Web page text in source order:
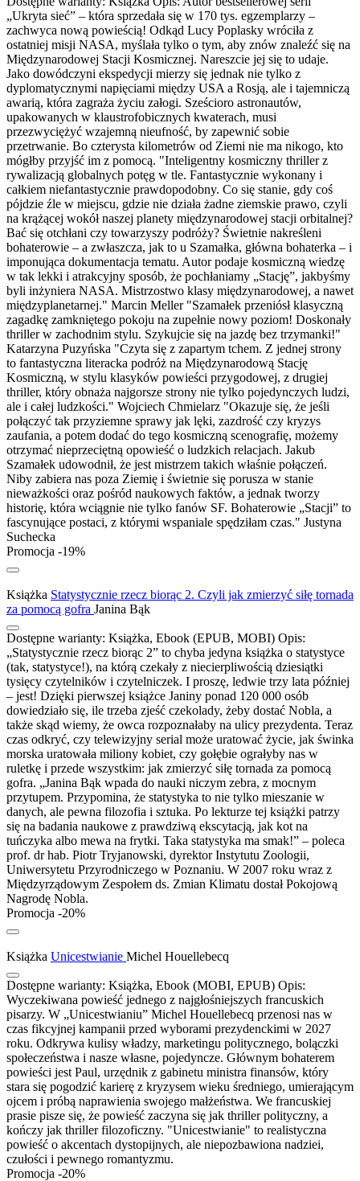
„Ukryta sieć” – która sprzedała się w 170 tys. egzemplarzy –
zachwyca nową powieścią! Odkąd Lucy Poplasky wróciła z
ostatniej misji NASA, myślała tylko o tym, aby znów znaleźć się na
Międzynarodowej Stacji Kosmicznej. Nareszcie jej się to udaje.
Jako dowódczyni ekspedycji mierzy się jednak nie tylko z
dyplomatycznymi napięciami między USA a Rosją, ale i tajemniczą
awarią, która zagraża życiu załogi. Sześcioro astronautów,
upakowanych w klaustrofobicznych kwaterach, musi
przezwyciężyć wzajemną nieufność, by zapewnić sobie
przetrwanie. Bo czterysta kilometrów od Ziemi nie ma nikogo, kto
mógłby przyjść im z pomocą. "Inteligentny kosmiczny thriller z
rywalizacją globalnych potęg w tle. Fantastycznie wykonany i
całkiem niefantastycznie prawdopodobny. Co się stanie, gdy coś
pójdzie źle w miejscu, gdzie nie działa żadne ziemskie prawo, czyli
na krążącej wokół naszej planety międzynarodowej stacji orbitalnej?
Bać się otchłani czy towarzyszy podróży? Świetnie nakreśleni
bohaterowie – a zwłaszcza, jak to u Szamałka, główna bohaterka – i
imponująca dokumentacja tematu. Autor podaje kosmiczną wiedzę
w tak lekki i atrakcyjny sposób, że pochłaniamy „Stację”, jakbyśmy
byli inżyniera NASA. Mistrzostwo klasy międzynarodowej, a nawet
międzyplanetarnej." Marcin Meller "Szamałek przeniósł klasyczną
zagadkę zamkniętego pokoju na zupełnie nowy poziom! Doskonały
thriller w zachodnim stylu. Szykujcie się na jazdę bez trzymanki!"
Katarzyna Puzyńska "Czyta się z zapartym tchem. Z jednej strony
to fantastyczna literacka podróż na Międzynarodową Stację
Kosmiczną, w stylu klasyków powieści przygodowej, z drugiej
thriller, który obnaża najgorsze strony nie tylko pojedynczych ludzi,
ale i całej ludzkości." Wojciech Chmielarz "Okazuje się, że jeśli
połączyć tak przyziemne sprawy jak lęki, zazdrość czy kryzys
zaufania, a potem dodać do tego kosmiczną scenografię, możemy
otrzymać nieprzeciętną opowieść o ludzkich relacjach. Jakub
Szamałek udowodnił, że jest mistrzem takich właśnie połączeń.
Niby zabiera nas poza Ziemię i świetnie się porusza w stanie
nieważkości oraz pośród naukowych faktów, a jednak tworzy
historię, która wciągnie nie tylko fanów SF. Bohaterowie „Stacji” to
fascynujące postaci, z którymi wspaniale spędziłam czas." Justyna
Suchecka
Promocja -19%
Książka Statystycznie rzecz biorąc 2. Czyli jak zmierzyć siłę tornada
za pomocą gofra Janina Bąk
Dostępne warianty: Książka, Ebook (EPUB, MOBI) Opis:
„Statystycznie rzecz biorąc 2” to chyba jedyna książka o statystyce
(tak, statystyce!), na którą czekały z niecierpliwością dziesiątki
tysięcy czytelników i czytelniczek. I proszę, ledwie trzy lata później
– jest! Dzięki pierwszej książce Janiny ponad 120 000 osób
dowiedziało się, ile trzeba zjeść czekolady, żeby dostać Nobla, a
także skąd wiemy, że owca rozpoznałaby na ulicy prezydenta. Teraz
czas odkryć, czy telewizyjny serial może uratować życie, jak świnka
morska uratowała miliony kobiet, czy gołębie ograłyby nas w
ruletkę i przede wszystkim: jak zmierzyć siłę tornada za pomocą
gofra. „Janina Bąk wpada do nauki niczym zebra, z mocnym
przytupem. Przypomina, że statystyka to nie tylko mieszanie w
danych, ale pewna filozofia i sztuka. Po lekturze tej książki patrzy
się na badania naukowe z prawdziwą ekscytacją, jak kot na
tuńczyka albo mewa na frytki. Taka statystyka ma smak!” – poleca
prof. dr hab. Piotr Tryjanowski, dyrektor Instytutu Zoologii,
Uniwersytetu Przyrodniczego w Poznaniu. W 2007 roku wraz z
Międzyrządowym Zespołem ds. Zmian Klimatu dostał Pokojową
Nagrodę Nobla.
Promocja -20%
Książka Unicestwianie Michel Houellebecq
Dostępne warianty: Książka, Ebook (MOBI, EPUB) Opis:
Wyczekiwana powieść jednego z najgłośniejszych francuskich
pisarzy. W „Unicestwianiu” Michel Houellebecq przenosi nas w
czas fikcyjnej kampanii przed wyborami prezydenckimi w 2027
roku. Odkrywa kulisy władzy, marketingu politycznego, bolączki
społeczeństwa i nasze własne, pojedyncze. Głównym bohaterem
powieści jest Paul, urzędnik z gabinetu ministra finansów, który
stara się pogodzić karierę z kryzysem wieku średniego, umierającym
ojcem i próbą naprawienia swojego małżeństwa. We francuskiej
prasie pisze się, że powieść zaczyna się jak thriller polityczny, a
kończy jak thriller filozoficzny. "Unicestwianie" to realistyczna
powieść o akcentach dystopijnych, ale niepozbawiona nadziei,
czułości i pewnego romantyzmu.
Promocja -20%